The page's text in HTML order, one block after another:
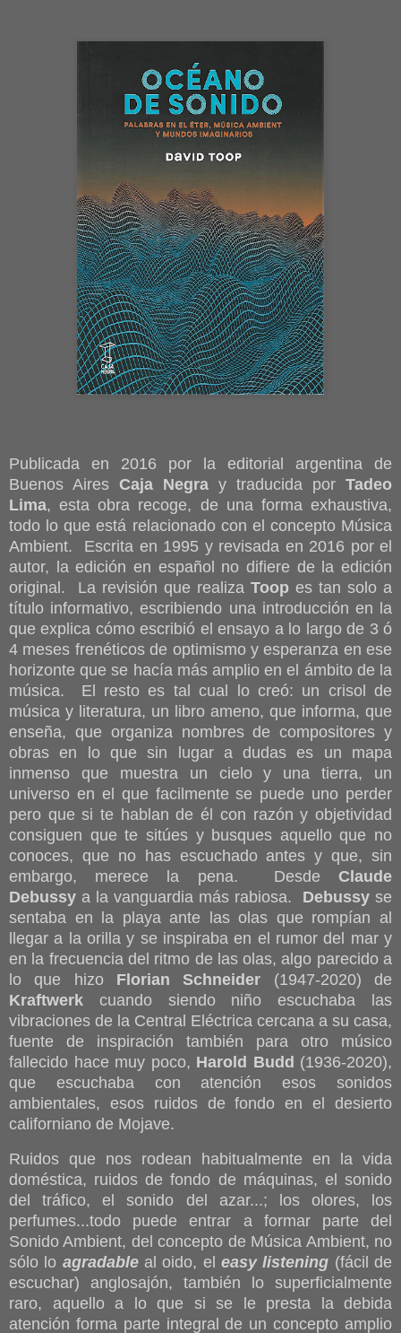
Publicada en 2016 por la editorial argentina de
Buenos Aires Caja Negra y traducida por Tadeo
Lima, esta obra recoge, de una forma exhaustiva,
todo lo que está relacionado con el concepto Música
Ambient. Escrita en 1995 y revisada en 2016 por el
autor, la edición en español no difiere de la edición
original. La revisión que realiza Toop es tan solo a
título informativo, escribiendo una introducción en la
que explica cómo escribió el ensayo a lo largo de 3 ó
4 meses frenéticos de optimismo y esperanza en ese
horizonte que se hacía más amplio en el ámbito de la
música. El resto es tal cual lo creó: un crisol de
música y literatura, un libro ameno, que informa, que
enseña, que organiza nombres de compositores y
obras en lo que sin lugar a dudas es un mapa
inmenso que muestra un cielo y una tierra, un
universo en el que facilmente se puede uno perder
pero que si te hablan de él con razón y objetividad
consiguen que te sitúes y busques aquello que no
conoces, que no has escuchado antes y que, sin
embargo, merece la pena. Desde Claude
Debussy a la vanguardia más rabiosa. Debussy se
sentaba en la playa ante las olas que rompían al
llegar a la orilla y se inspiraba en el rumor del mar y
en la frecuencia del ritmo de las olas, algo parecido a
lo que hizo Florian Schneider (1947-2020) de
Kraftwerk cuando siendo niño escuchaba las
vibraciones de la Central Eléctrica cercana a su casa,
fuente de inspiración también para otro músico
fallecido hace muy poco, Harold Budd (1936-2020),
que escuchaba con atención esos sonidos
ambientales, esos ruidos de fondo en el desierto
californiano de Mojave.
Ruidos que nos rodean habitualmente en la vida
doméstica, ruidos de fondo de máquinas, el sonido
del tráfico, el sonido del azar...; los olores, los
perfumes...todo puede entrar a formar parte del
Sonido Ambient, del concepto de Música Ambient, no
sólo lo agradableal oido, eleasy listening (fácil de
escuchar) anglosajón, también lo superficialmente
raro, aquello a lo que si se le presta la debida
atención forma parte integral de un concepto amplio